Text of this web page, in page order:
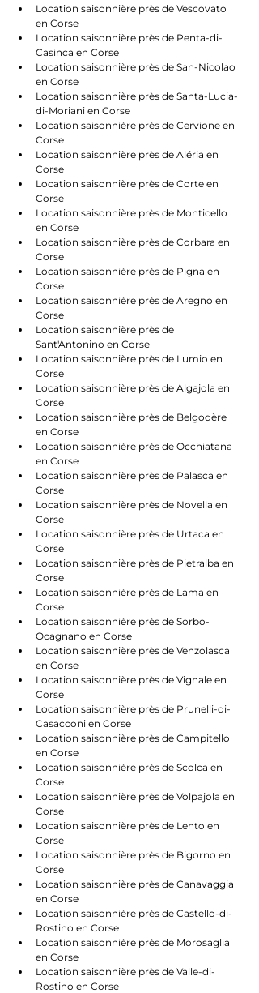
Location saisonnière près de Vescovato
en Corse
Location saisonnière près de Penta-di-
Casinca en Corse
Location saisonnière près de San-Nicolao
en Corse
Location saisonnière près de Santa-Lucia-
di-Moriani en Corse
Location saisonnière près de Cervione en
Corse
Location saisonnière près de Aléria en
Corse
Location saisonnière près de Corte en
Corse
Location saisonnière près de Monticello
en Corse
Location saisonnière près de Corbara en
Corse
Location saisonnière près de Pigna en
Corse
Location saisonnière près de Aregno en
Corse
Location saisonnière près de
Sant'Antonino en Corse
Location saisonnière près de Lumio en
Corse
Location saisonnière près de Algajola en
Corse
Location saisonnière près de Belgodère
en Corse
Location saisonnière près de Occhiatana
en Corse
Location saisonnière près de Palasca en
Corse
Location saisonnière près de Novella en
Corse
Location saisonnière près de Urtaca en
Corse
Location saisonnière près de Pietralba en
Corse
Location saisonnière près de Lama en
Corse
Location saisonnière près de Sorbo-
Ocagnano en Corse
Location saisonnière près de Venzolasca
en Corse
Location saisonnière près de Vignale en
Corse
Location saisonnière près de Prunelli-di-
Casacconi en Corse
Location saisonnière près de Campitello
en Corse
Location saisonnière près de Scolca en
Corse
Location saisonnière près de Volpajola en
Corse
Location saisonnière près de Lento en
Corse
Location saisonnière près de Bigorno en
Corse
Location saisonnière près de Canavaggia
en Corse
Location saisonnière près de Castello-di-
Rostino en Corse
Location saisonnière près de Morosaglia
en Corse
Location saisonnière près de Valle-di-
Rostino en Corse